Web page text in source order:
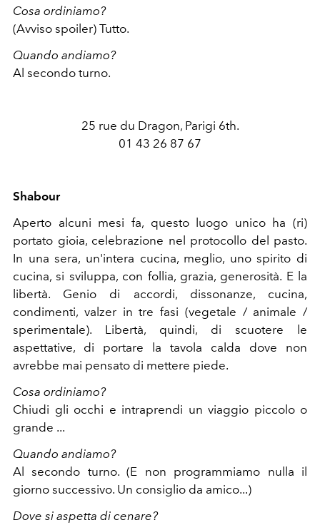
Cosa ordiniamo?
(Avviso spoiler) Tutto.
Quando andiamo?
Al secondo turno.
25 rue du Dragon, Parigi 6th.
01 43 26 87 67
Shabour
Aperto alcuni mesi fa, questo luogo unico ha (ri)
portato gioia, celebrazione nel protocollo del pasto.
In una sera, un'intera cucina, meglio, uno spirito di
cucina, si sviluppa, con follia, grazia, generosità. E la
libertà. Genio di accordi, dissonanze, cucina,
condimenti, valzer in tre fasi (vegetale / animale /
sperimentale). Libertà, quindi, di scuotere le
aspettative, di portare la tavola calda dove non
avrebbe mai pensato di mettere piede.
Cosa ordiniamo?
Chiudi gli occhi e intraprendi un viaggio piccolo o
grande ...
Quando andiamo?
Al secondo turno. (E non programmiamo nulla il
giorno successivo. Un consiglio da amico...)
Dove si aspetta di cenare?